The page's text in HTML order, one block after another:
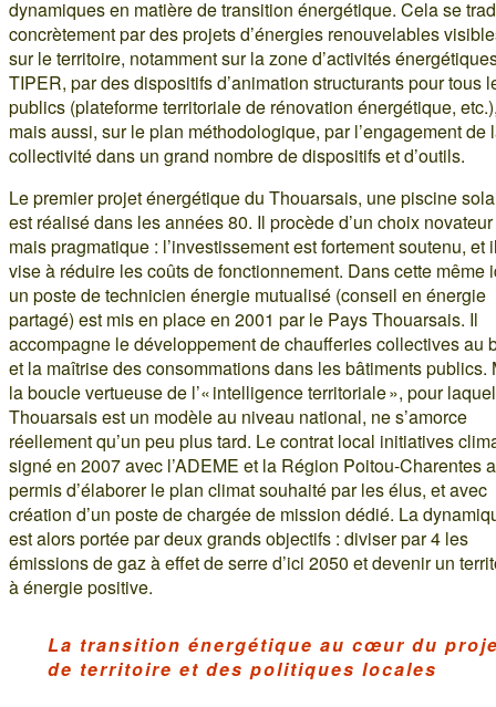
dynamiques en matière de transition énergétique. Cela se
concrètement par des projets d’énergies renouvelables
sur le territoire, notamment sur la zone d’activités
TIPER, par des dispositifs d’animation structurants pour tous
publics (plateforme territoriale de rénovation énergétique,
mais aussi, sur le plan méthodologique, par l’engagement de
collectivité dans un grand nombre de dispositifs et d’outils.
Le premier projet énergétique du Thouarsais, une piscine
est réalisé dans les années 80. Il procède d’un choix novateur
mais pragmatique : l’investissement est fortement soutenu, et
vise à réduire les coûts de fonctionnement. Dans cette même
un poste de technicien énergie mutualisé (conseil en énergie
partagé) est mis en place en 2001 par le Pays Thouarsais. Il
accompagne le développement de chaufferies collectives au
et la maîtrise des consommations dans les bâtiments publics.
la boucle vertueuse de l’« intelligence territoriale », pour
Thouarsais est un modèle au niveau national, ne s’amorce
réellement qu’un peu plus tard. Le contrat local initiatives
signé en 2007 avec l’ADEME et la Région Poitou-Charentes a
permis d’élaborer le plan climat souhaité par les élus, et avec
création d’un poste de chargée de mission dédié. La
est alors portée par deux grands objectifs : diviser par 4 les
émissions de gaz à effet de serre d’ici 2050 et devenir un
à énergie positive.
La transition énergétique au cœur du
de territoire et des politiques locales